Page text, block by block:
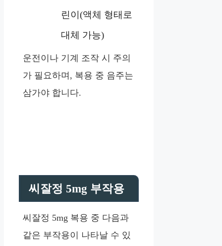
린이(액체 형태로
대체 가능)
운전이나 기계 조작 시 주의
가 필요하며, 복용 중 음주는
삼가야 합니다.
씨잘정 5mg 부작용
씨잘정 5mg 복용 중 다음과
같은 부작용이 나타날 수 있